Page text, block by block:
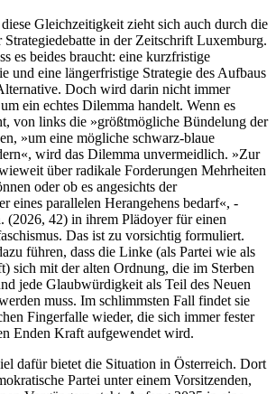
Gleichzeitigkeit zieht sich auch durch die
Strategiedebatte in der Zeitschrift Luxemburg.
es beides braucht: eine kurzfristige
und eine längerfristige Strategie des Aufbaus
Doch wird darin nicht immer
ein echtes Dilemma handelt. Wenn es
von links die »größtmögliche Bündelung der
»um eine mögliche schwarz-blaue
wird das Dilemma unvermeidlich. »Zur
über radikale Forderungen Mehrheiten
oder ob es angesichts der
eines parallelen Herangehens bedarf«,
(2026, 42) in ihrem Plädoyer für einen
Das ist zu vorsichtig formuliert.
führen, dass die Linke (als Partei wie als
sich mit der alten Ordnung, die im Sterben
jede Glaubwürdigkeit als Teil des Neuen
muss. Im schlimmsten Fall findet sie
Fingerfalle wieder, die sich immer fester
Enden Kraft aufgewendet wird.
dafür bietet die Situation in Österreich. Dort
Partei unter einem Vorsitzenden,